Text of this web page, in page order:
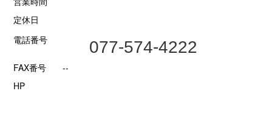
定休日
電話番号
077-574-4222
FAX番号
--
HP